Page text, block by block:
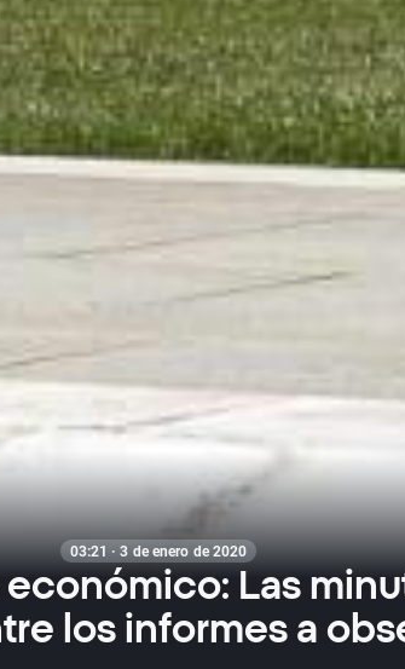
03:21 · 3 de enero de 2020
Las
los informes a